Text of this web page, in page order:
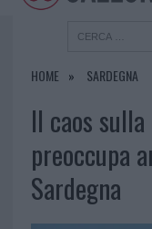
HOME SARDEGNA
Il caos
preoccupa
Sardegna